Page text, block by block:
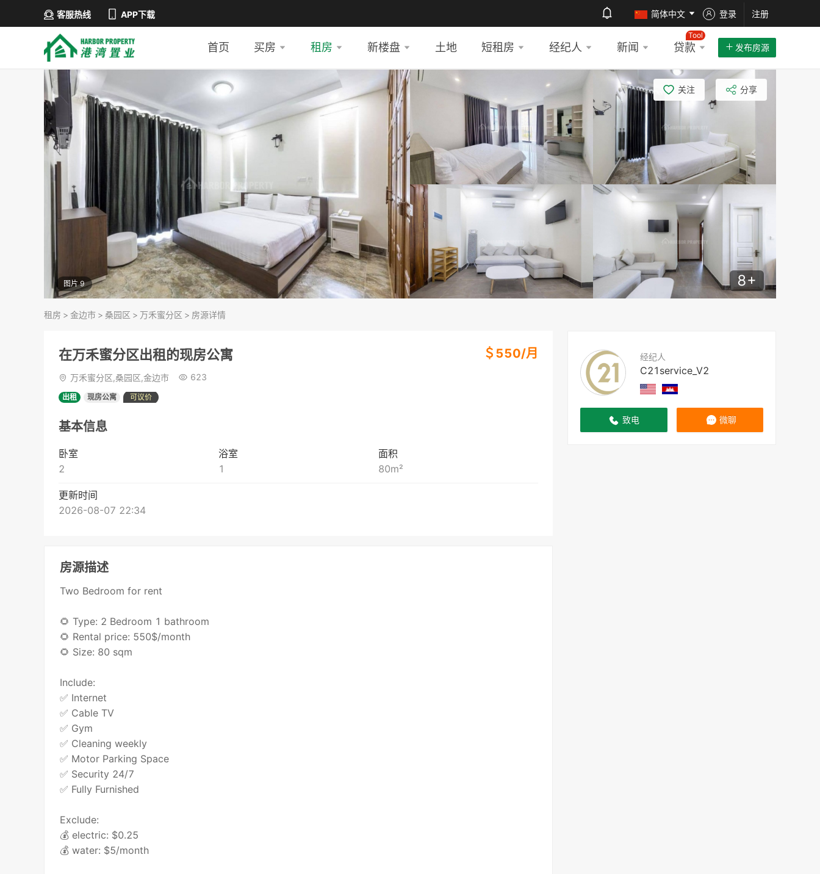
客服热线 APP下载 简体中文 登录 注册
首页 买房 租房 新楼盘 土地 短租房 经纪人 新闻 贷款
Tool
发布房源
图片 9 8+
关注 分享
租房 > 金边市 > 桑园区 > 万禾蜜分区 > 房源详情
经纪人
C21service_V2
致电 微聊
在万禾蜜分区出租的现房公寓 ＄ 550/月
万禾蜜分区,桑园区,金边市 623
出租 现房公寓 可议价
基本信息
卧室
2
浴室
1
面积
80m²
更新时间
2026-08-07 22:34
房源描述
Two Bedroom for rent
🌻 Type: 2 Bedroom 1 bathroom
🌻 Rental price: 550$/month
🌻 Size: 80 sqm
Include:
✅ Internet
✅ Cable TV
✅ Gym
✅ Cleaning weekly
✅ Motor Parking Space
✅ Security 24/7
✅ Fully Furnished
Exclude:
💰 electric: $0.25
💰 water: $5/month